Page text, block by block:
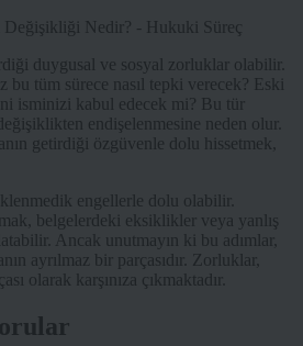
duygusal ve sosyal zorluklar olabilir.
bu tüm sürece nasıl tepki verecek? Eski
isminizi kabul edecek mi? Bu tür
endişelenmesine neden olur.
getirdiği özgüvenle dolu hissetmek,
engellerle dolu olabilir.
belgelerdeki eksiklikler veya yanlış
Ancak unutmayın ki bu adımlar,
ayrılmaz bir parçasıdır. Zorluklar,
olarak karşınıza çıkmaktadır.